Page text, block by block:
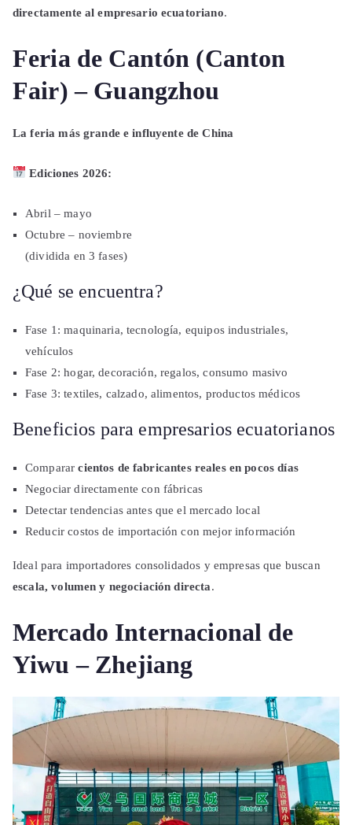
directamente al empresario ecuatoriano.
Feria de Cantón (Canton
Fair) – Guangzhou
La feria más grande e influyente de China
Ediciones 2026:
Abril – mayo
Octubre – noviembre
(dividida en 3 fases)
¿Qué se encuentra?
Fase 1: maquinaria, tecnología, equipos industriales,
vehículos
Fase 2: hogar, decoración, regalos, consumo masivo
Fase 3: textiles, calzado, alimentos, productos médicos
Beneficios para empresarios ecuatorianos
Compararcientos de fabricantes reales en pocos días
Negociar directamente con fábricas
Detectar tendencias antes que el mercado local
Reducir costos de importación con mejor información
Ideal para importadores consolidados y empresas que buscan
escala, volumen y negociación directa.
Mercado Internacional de
Yiwu – Zhejiang